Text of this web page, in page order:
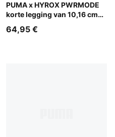
PUMA x HYROX PWRMODE
korte legging van 10,16 cm
Herb Garden
64,95 €